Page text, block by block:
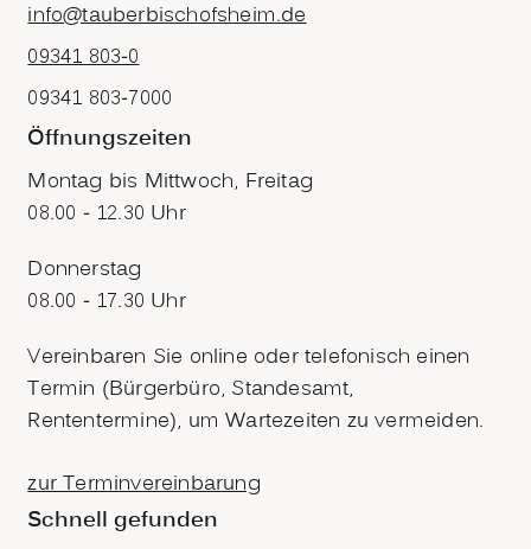
info@tauberbischofsheim.de
09341 803-0
09341 803-7000
Öffnungszeiten
Montag bis Mittwoch, Freitag
08.00 - 12.30 Uhr
Donnerstag
08.00 - 17.30 Uhr
Vereinbaren Sie online oder telefonisch einen
Termin (Bürgerbüro, Standesamt,
Rententermine), um Wartezeiten zu vermeiden.
zur Terminvereinbarung
Schnell gefunden